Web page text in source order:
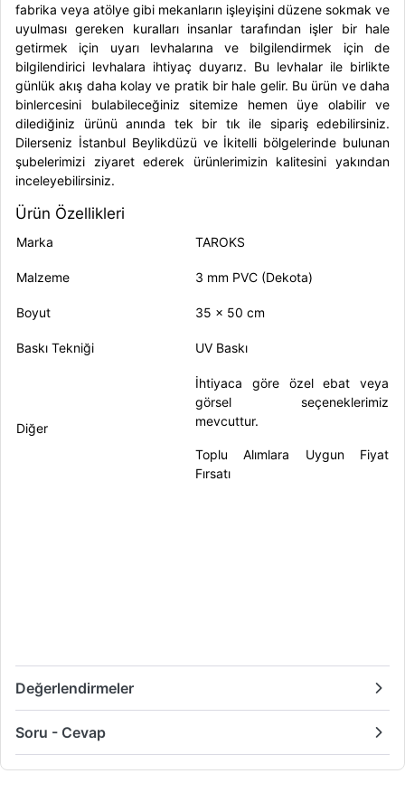
fabrika veya atölye gibi mekanların işleyişini düzene sokmak ve
uyulması gereken kuralları insanlar tarafından işler bir hale
getirmek için uyarı levhalarına ve bilgilendirmek için de
bilgilendirici levhalara ihtiyaç duyarız. Bu levhalar ile birlikte
günlük akış daha kolay ve pratik bir hale gelir. Bu ürün ve daha
binlercesini bulabileceğiniz sitemize hemen üye olabilir ve
dilediğiniz ürünü anında tek bir tık ile sipariş edebilirsiniz.
Dilerseniz İstanbul Beylikdüzü ve İkitelli bölgelerinde bulunan
şubelerimizi ziyaret ederek ürünlerimizin kalitesini yakından
inceleyebilirsiniz.
Ürün Özellikleri
Marka TAROKS
Malzeme 3 mm PVC (Dekota)
Boyut 35 x 50 cm
Baskı Tekniği UV Baskı
Diğer
İhtiyaca göre özel ebat veya
görsel seçeneklerimiz
mevcuttur.
Toplu Alımlara Uygun Fiyat
Fırsatı
Değerlendirmeler
Soru - Cevap